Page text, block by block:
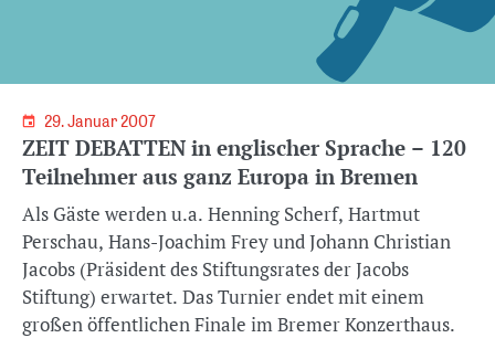
29. Januar 2007
ZEIT DEBATTEN in englischer Sprache – 120
Teilnehmer aus ganz Europa in Bremen
Als Gäste werden u.a. Henning Scherf, Hartmut
Perschau, Hans-Joachim Frey und Johann Christian
Jacobs (Präsident des Stiftungsrates der Jacobs
Stiftung) erwartet. Das Turnier endet mit einem
großen öffentlichen Finale im Bremer Konzerthaus.